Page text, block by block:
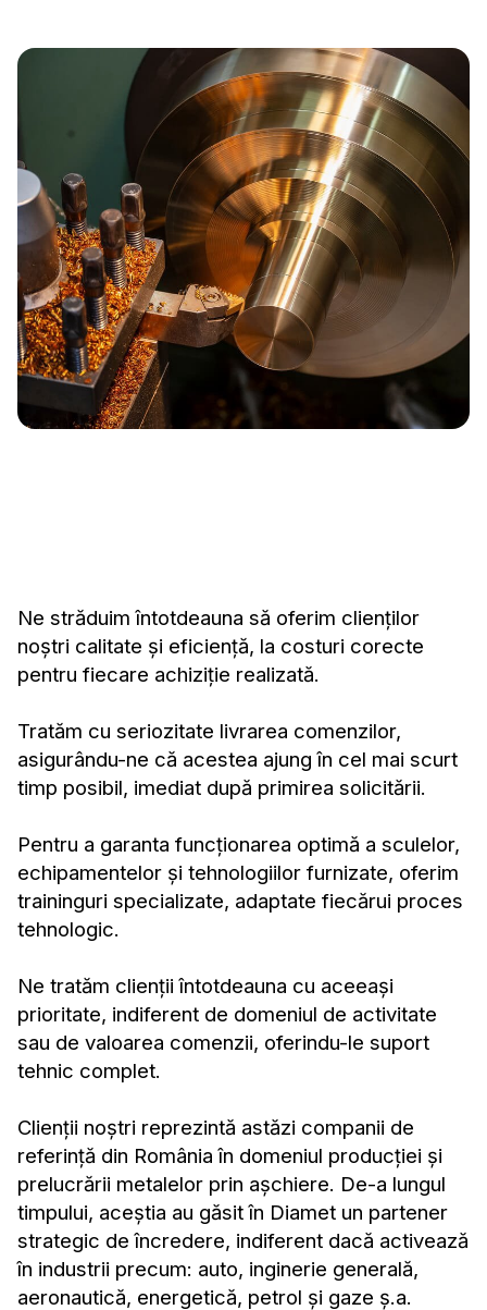
Ne străduim întotdeauna să oferim clienților
noștri calitate și eficiență, la costuri corecte
pentru fiecare achiziție realizată.
Tratăm cu seriozitate livrarea comenzilor,
asigurându-ne că acestea ajung în cel mai scurt
timp posibil, imediat după primirea solicitării.
Pentru a garanta funcționarea optimă a sculelor,
echipamentelor și tehnologiilor furnizate, oferim
traininguri specializate, adaptate fiecărui proces
tehnologic.
Ne tratăm clienții întotdeauna cu aceeași
prioritate, indiferent de domeniul de activitate
sau de valoarea comenzii, oferindu-le suport
tehnic complet.
Clienții noștri reprezintă astăzi companii de
referință din România în domeniul producției și
prelucrării metalelor prin așchiere. De-a lungul
timpului, aceștia au găsit în Diamet un partener
strategic de încredere, indiferent dacă activează
în industrii precum: auto, inginerie generală,
aeronautică, energetică, petrol și gaze ș.a.